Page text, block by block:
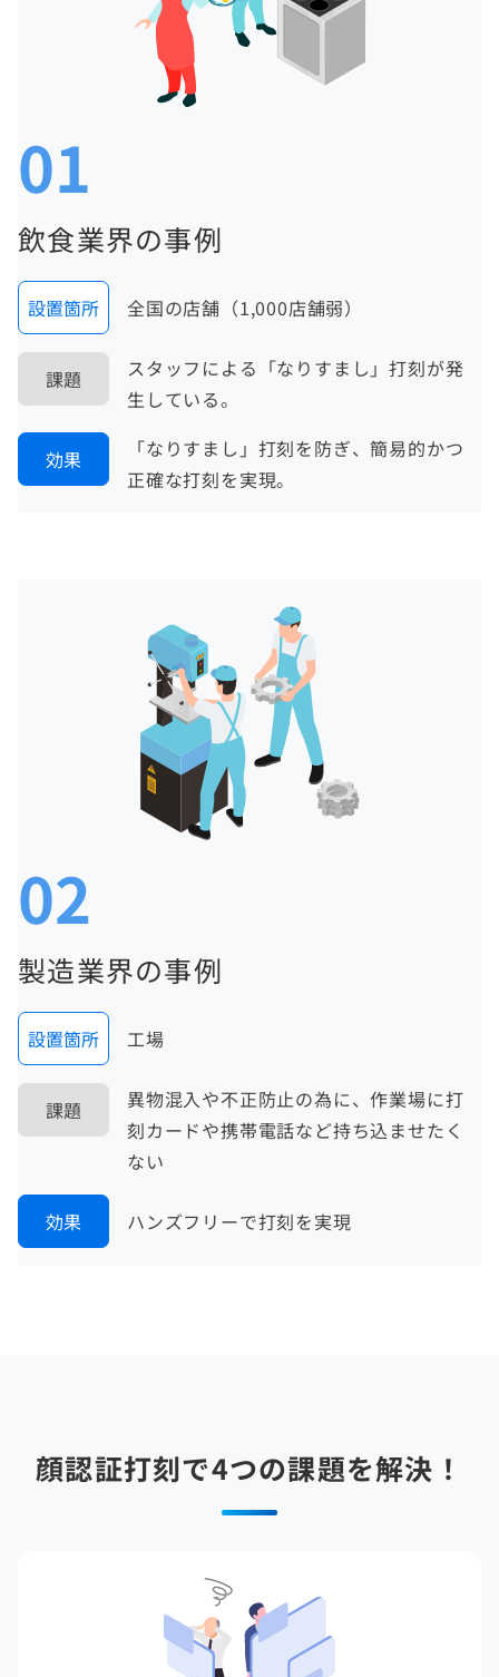
01
飲食業界の事例
設置箇所 全国の店舗（1,000店舗弱）
課題
スタッフによる「なりすまし」打刻が発
生している。
効果
「なりすまし」打刻を防ぎ、簡易的かつ
正確な打刻を実現。
02
製造業界の事例
設置箇所 工場
課題
異物混入や不正防止の為に、作業場に打
刻カードや携帯電話など持ち込ませたく
ない
効果 ハンズフリーで打刻を実現
顔認証打刻で4つの課題を解決！